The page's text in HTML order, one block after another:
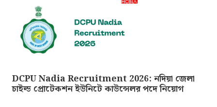
DCPU Nadia Recruitment 2026: নদিয়া জেলা
চাইল্ড প্রোটেকশন ইউনিটে কাউন্সেলর পদে নিয়োগ